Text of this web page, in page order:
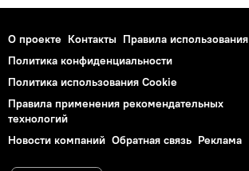
О проекте Контакты Правила использования
Политика конфиденциальности
Политика использования Cookie
Правила применения рекомендательных
технологий
Новости компаний Обратная связь Реклама